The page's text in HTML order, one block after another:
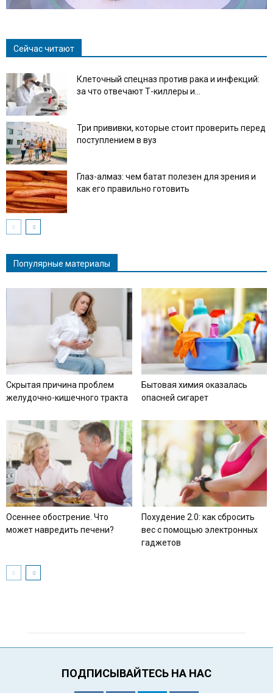
Сейчас читают
Клеточный спецназ против рака и инфекций:
за что отвечают Т-киллеры и...
Три прививки, которые стоит проверить перед
поступлением в вуз
Глаз-алмаз: чем батат полезен для зрения и
как его правильно готовить
Популярные материалы
Скрытая причина проблем
желудочно-кишечного тракта
Бытовая химия оказалась
опасней сигарет
Осеннее обострение. Что
может навредить печени?
Похудение 2.0: как сбросить
вес с помощью электронных
гаджетов
ПОДПИСЫВАЙТЕСЬ НА НАС